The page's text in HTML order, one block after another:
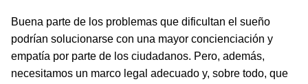
Buena parte de los problemas que dificultan el sueño
podrían solucionarse con una mayor concienciación y
empatía por parte de los ciudadanos. Pero, además,
necesitamos un marco legal adecuado y, sobre todo, que